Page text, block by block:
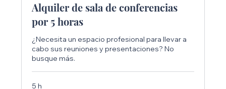
Alquiler de sala de conferencias
por 5 horas
¿Necesita un espacio profesional para llevar a
cabo sus reuniones y presentaciones? No
busque más.
5 h